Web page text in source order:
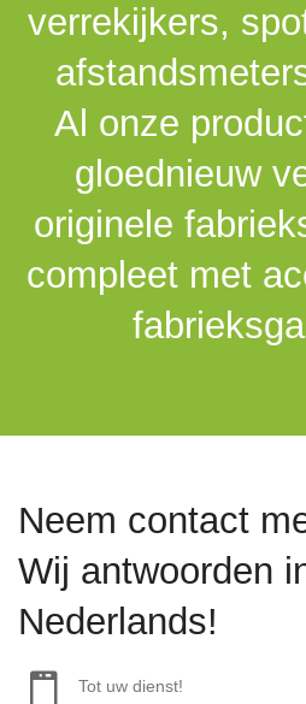
verrekijkers,
Al onze
gloednieuw
originele
compleet met
Neem contact
Wij antwoorden
Nederlands!
Tot uw dienst!